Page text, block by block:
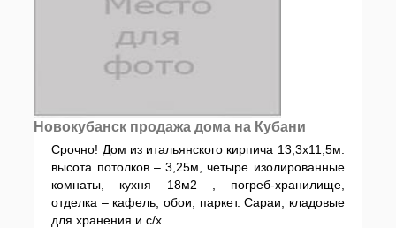
Новокубанск продажа дома на Кубани
Срочно! Дом из итальянского кирпича 13,3х11,5м:
высота потолков – 3,25м, четыре изолированные
комнаты, кухня 18м2 , погреб-хранилище,
отделка – кафель, обои, паркет. Сараи, кладовые
для хранения и с/х